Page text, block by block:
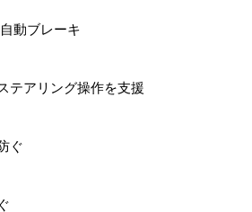
動ブレーキ
テアリング操作を支援
ぐ